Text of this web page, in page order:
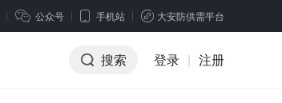
公众号 手机站 大安防供需平台
搜索 登录 | 注册